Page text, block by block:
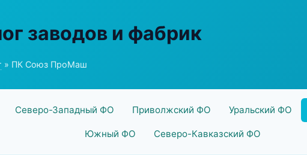
заводов и фабрик
» ПК Союз ПроМаш
Северо-Западный ФО Приволжский ФО Уральский ФО
Южный ФО Северо-Кавказский ФО